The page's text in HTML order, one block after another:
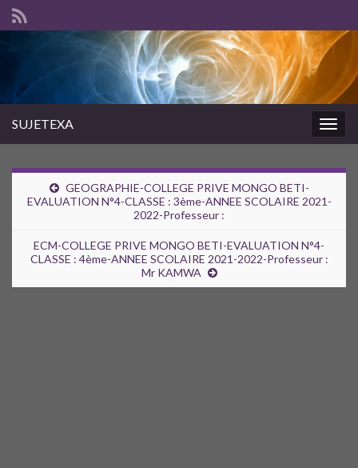
SUJETEXA
GEOGRAPHIE-COLLEGE PRIVE MONGO BETI-
EVALUATION N°4-CLASSE : 3ème-ANNEE SCOLAIRE 2021-
2022-Professeur :
ECM-COLLEGE PRIVE MONGO BETI-EVALUATION N°4-
CLASSE : 4ème-ANNEE SCOLAIRE 2021-2022-Professeur :
Mr KAMWA